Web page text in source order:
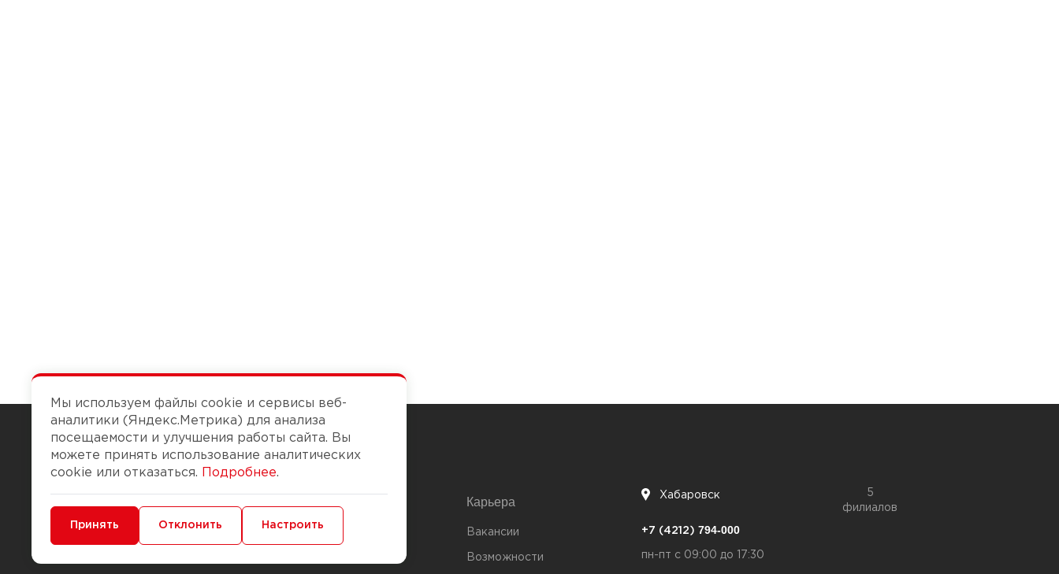
Чтобы вам легко работалось
Доставка и оплата
Карьера
Вакансии
Возможности
Хабаровск
5
филиалов
+7 (4212) 794-000
пн-пт с 09:00 до 17:30
Мы используем файлы cookie и сервисы веб-
аналитики (Яндекс.Метрика) для анализа
посещаемости и улучшения работы сайта. Вы
можете принять использование аналитических
cookie или отказаться.
Подробнее.
Минимальные Функциональные/Аналитические
Принять Отклонить Настроить